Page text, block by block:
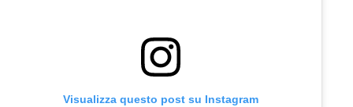
Visualizza questo post su Instagram